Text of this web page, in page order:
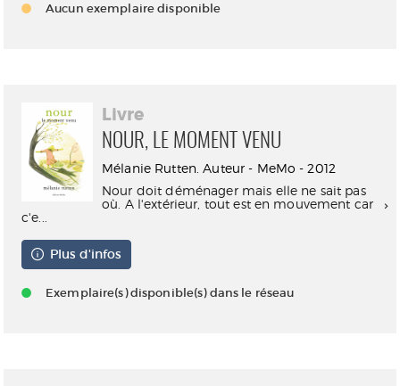
Aucun exemplaire disponible
Livre
NOUR, LE MOMENT VENU
Mélanie Rutten. Auteur - MeMo - 2012
Nour doit déménager mais elle ne sait pas
où. A l'extérieur, tout est en mouvement car
c'e...
Plus d'infos
Exemplaire(s) disponible(s) dans le réseau